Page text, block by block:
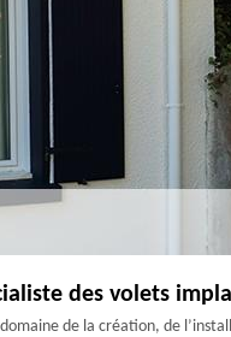
des volets
de la création, de